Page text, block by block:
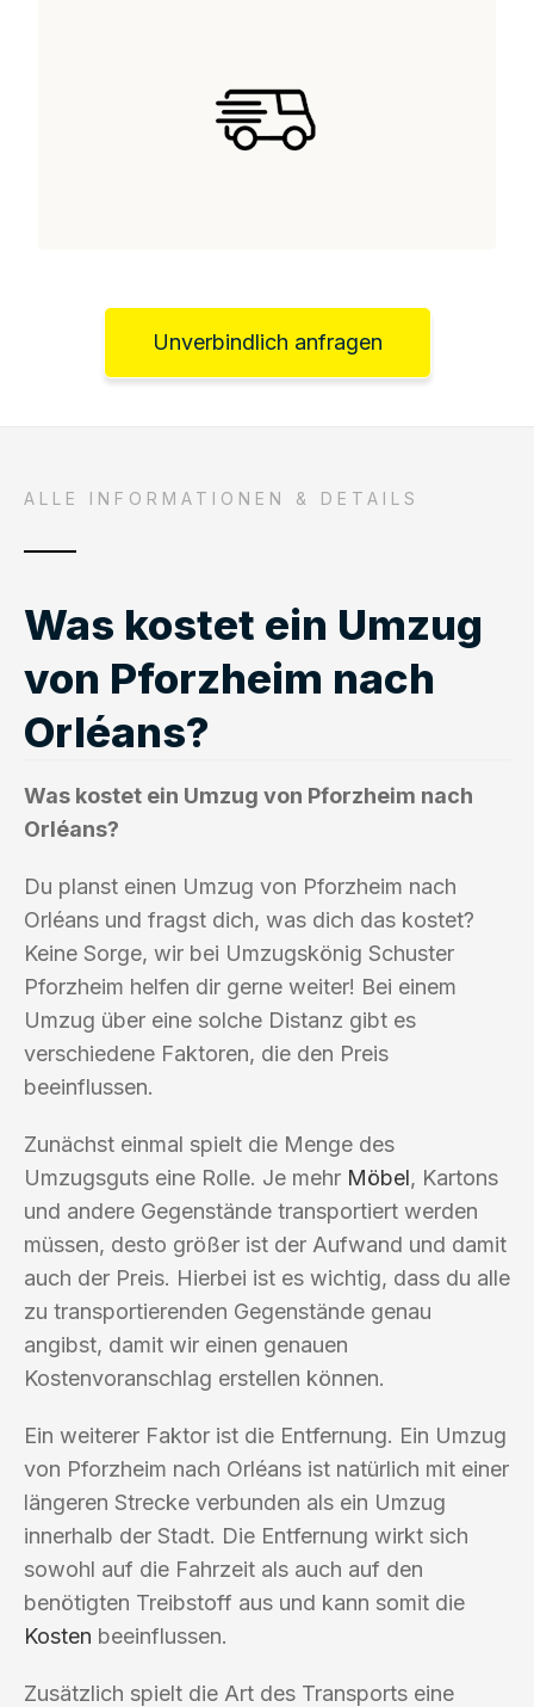
Unverbindlich anfragen
ALLE INFORMATIONEN & DETAILS
Was kostet ein Umzug
von Pforzheim nach
Orléans?
Was kostet ein Umzug von Pforzheim nach
Orléans?
Du planst einen Umzug von Pforzheim nach
Orléans und fragst dich, was dich das kostet?
Keine Sorge, wir bei Umzugskönig Schuster
Pforzheim helfen dir gerne weiter! Bei einem
Umzug über eine solche Distanz gibt es
verschiedene Faktoren, die den Preis
beeinflussen.
Zunächst einmal spielt die Menge des
Umzugsguts eine Rolle. Je mehr Möbel, Kartons
und andere Gegenstände transportiert werden
müssen, desto größer ist der Aufwand und damit
auch der Preis. Hierbei ist es wichtig, dass du alle
zu transportierenden Gegenstände genau
angibst, damit wir einen genauen
Kostenvoranschlag erstellen können.
Ein weiterer Faktor ist die Entfernung. Ein Umzug
von Pforzheim nach Orléans ist natürlich mit einer
längeren Strecke verbunden als ein Umzug
innerhalb der Stadt. Die Entfernung wirkt sich
sowohl auf die Fahrzeit als auch auf den
benötigten Treibstoff aus und kann somit die
Kosten beeinflussen.
Zusätzlich spielt die Art des Transports eine